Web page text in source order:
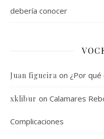
debería conocer
Juan figueira on ¿Por qué
xklibur on Calamares
Complicaciones